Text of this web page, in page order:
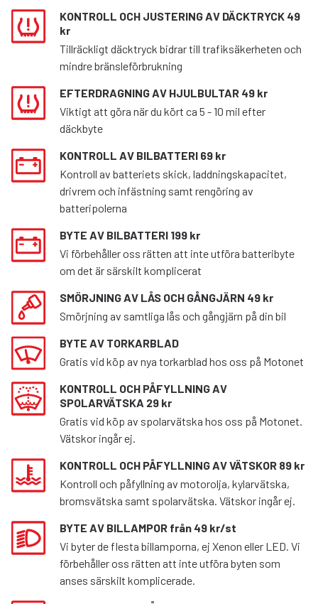
KONTROLL OCH JUSTERING AV DÄCKTRYCK 49
kr
Tillräckligt däcktryck bidrar till trafiksäkerheten och
mindre bränsleförbrukning
EFTERDRAGNING AV HJULBULTAR 49 kr
Viktigt att göra när du kört ca 5 - 10 mil efter
däckbyte
KONTROLL AV BILBATTERI 69 kr
Kontroll av batteriets skick, laddningskapacitet,
drivrem och infästning samt rengöring av
batteripolerna
BYTE AV BILBATTERI 199 kr
Vi förbehåller oss rätten att inte utföra batteribyte
om det är särskilt komplicerat
SMÖRJNING AV LÅS OCH GÅNGJÄRN 49 kr
Smörjning av samtliga lås och gångjärn på din bil
BYTE AV TORKARBLAD
Gratis vid köp av nya torkarblad hos oss på Motonet
KONTROLL OCH PÅFYLLNING AV
SPOLARVÄTSKA 29 kr
Gratis vid köp av spolarvätska hos oss på Motonet.
Vätskor ingår ej.
KONTROLL OCH PÅFYLLNING AV VÄTSKOR 89 kr
Kontroll och påfyllning av motorolja, kylarvätska,
bromsvätska samt spolarvätska. Vätskor ingår ej.
BYTE AV BILLAMPOR från 49 kr/st
Vi byter de flesta billamporna, ej Xenon eller LED. Vi
förbehåller oss rätten att inte utföra byten som
anses särskilt komplicerade.